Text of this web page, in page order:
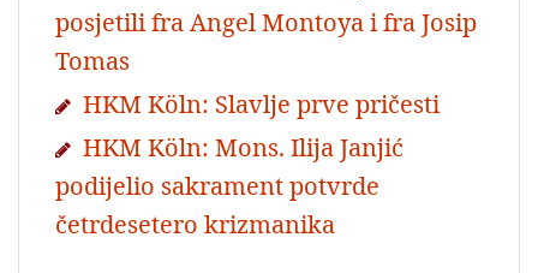
posjetili fra Angel Montoya i fra Josip
Tomas
HKM Köln: Slavlje prve pričesti
HKM Köln: Mons. Ilija Janjić
podijelio sakrament potvrde
četrdesetero krizmanika